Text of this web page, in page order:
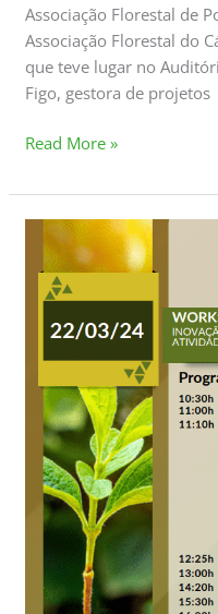
Associação Florestal de
Associação Florestal do
que teve lugar no
Figo, gestora de projetos
Read More »
Workshop
Nacional
Para
Circularidade
na
Bioeconomia:
Atividades
Transformadoras
da
Biomassa